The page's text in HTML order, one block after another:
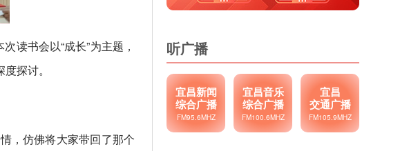
读书会以“成长”为主题，
探讨。
，仿佛将大家带回了那个
听广播
宜昌新闻
综合广播
FM95.6MHZ
宜昌音乐
综合广播
FM100.6MHZ
宜昌
交通广播
FM105.9MHZ